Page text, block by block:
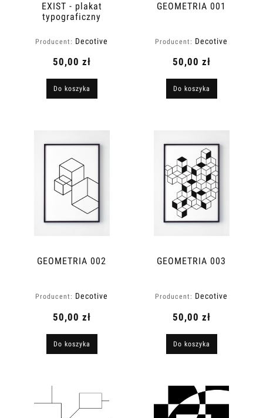
EXIST - plakat
typograficzny
Producent: Decotive
50,00 zł
Do koszyka
GEOMETRIA 001
Producent: Decotive
50,00 zł
Do koszyka
GEOMETRIA 002
Producent: Decotive
50,00 zł
Do koszyka
GEOMETRIA 003
Producent: Decotive
50,00 zł
Do koszyka